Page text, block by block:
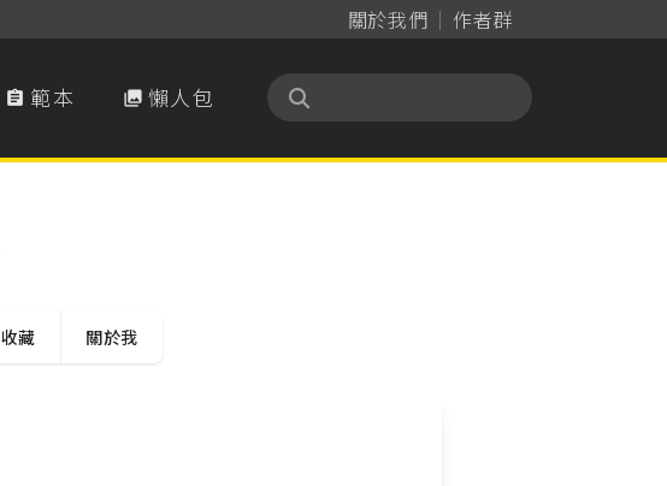
關於我們 作者群
 範本  懶人包
收藏 關於我